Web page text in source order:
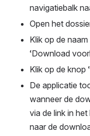
navigatiebalk
Open het
Klik op de
‘Download
Klik op de knop
De applicatie
wanneer de
via de link in
naar de